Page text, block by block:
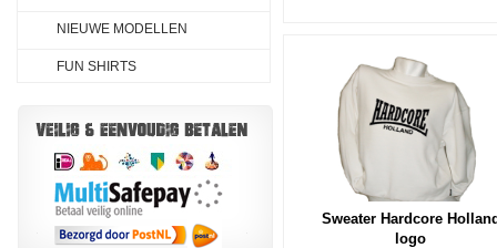
Sweater Hardcore
logo
NIEUWE MODELLEN
FUN SHIRTS